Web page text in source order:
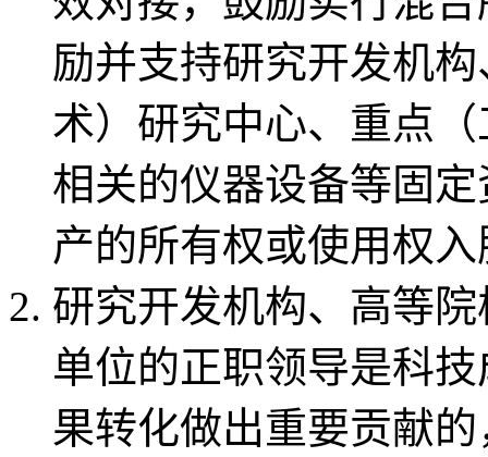
励并支持研究开发机
术）研究中心、重点
相关的仪器设备等固
产的所有权或使用权
研究开发机构、高等
单位的正职领导是科
果转化做出重要贡献